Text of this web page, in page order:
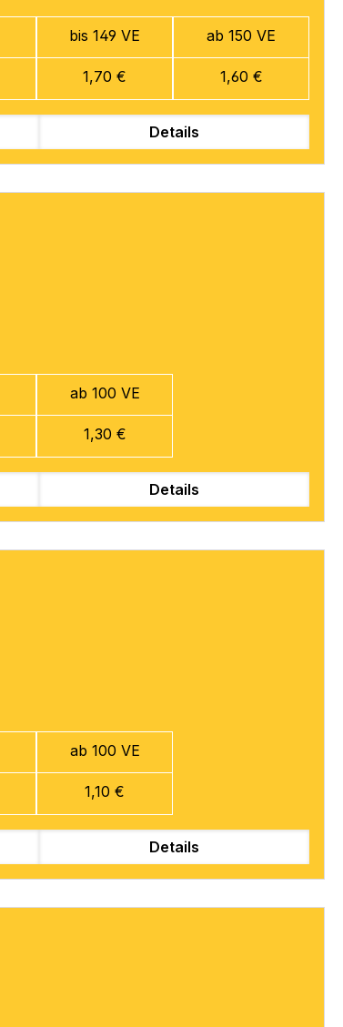
bis 149 VE
1,70 €
ab 150 VE
1,60 €
Details
ab 100 VE
1,30 €
Details
ab 100 VE
1,10 €
Details